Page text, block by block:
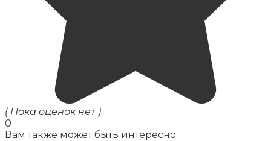
( Пока оценок нет )
0
Вам также может быть интересно